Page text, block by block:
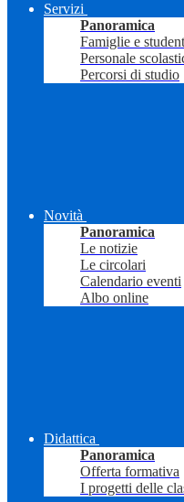
Servizi
Panoramica
Famiglie e
Personale
Percorsi di studio
Novità
Panoramica
Le notizie
Le circolari
Calendario eventi
Albo online
Didattica
Panoramica
Offerta formativa
I progetti delle